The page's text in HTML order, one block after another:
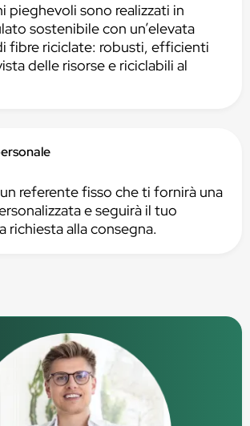
pieghevoli sono realizzati in
sostenibile con un’elevata
fibre riciclate: robusti, efficienti
delle risorse e riciclabili al
referente fisso che ti fornirà una
e seguirà il tuo
richiesta alla consegna.